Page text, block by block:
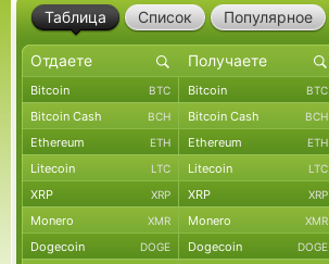
Таблица Список Популярное
Bitcoin BTC Bitcoin BTC
Bitcoin Cash BCH Bitcoin Cash BCH
Ethereum ETH Ethereum ETH
Litecoin LTC Litecoin LTC
XRP XRP XRP XRP
Monero XMR Monero XMR
Dogecoin DOGE Dogecoin DOGE